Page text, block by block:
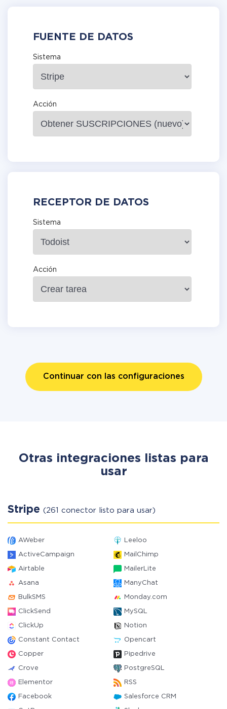
FUENTE DE DATOS
Sistema
Acción
RECEPTOR DE DATOS
Sistema
Acción
Continuar con las configuraciones
Otras integraciones listas para
usar
Stripe (261 conector listo para usar)
AWeber Leeloo
ActiveCampaign MailChimp
Airtable MailerLite
Asana ManyChat
BulkSMS Monday.com
ClickSend MySQL
ClickUp Notion
Constant Contact Opencart
Copper Pipedrive
Crove PostgreSQL
Elementor RSS
Facebook Salesforce CRM